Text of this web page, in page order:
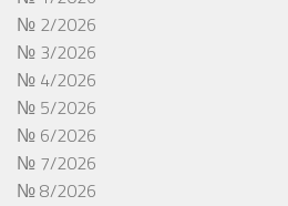
№ 2/2026
№ 3/2026
№ 4/2026
№ 5/2026
№ 6/2026
№ 7/2026
№ 8/2026